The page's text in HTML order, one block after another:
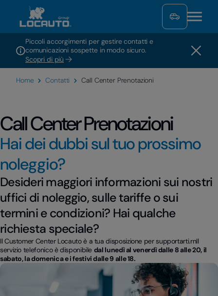
Piccoli accorgimenti per gestire contatti e
comunicazioni sospette in modo sicuro.
Scopri di più
Home Contatti Call Center Prenotazioni
Call Center Prenotazioni
Hai dei dubbi sul tuo prossimo
noleggio?
Desideri maggiori informazioni sui nostri
uffici di noleggio, sulle tariffe o sui
termini e condizioni? Hai qualche
richiesta speciale?
Il Customer Center Locauto è a tua disposizione per supportarti.rnIl
servizio telefonico è disponibile dal lunedì al venerdì dalle 8 alle 20, il
sabato, la domenica e i festivi dalle 9 alle 18.